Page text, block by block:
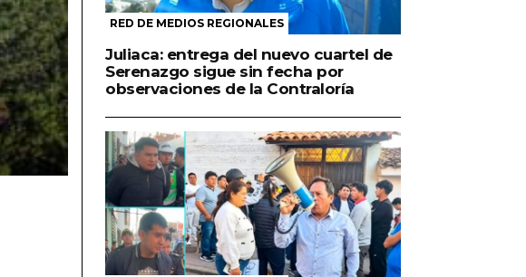
RED DE MEDIOS REGIONALES
Juliaca: entrega del nuevo cuartel de
Serenazgo sigue sin fecha por
observaciones de la Contraloría